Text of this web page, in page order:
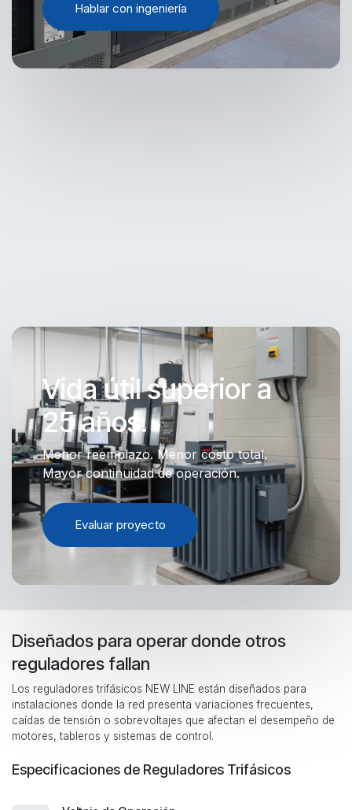
Hablar con ingeniería
Vida útil superior a
25 años.
Menor reemplazo. Menor costo total.
Mayor continuidad de operación.
Evaluar proyecto
Diseñados para operar donde otros
reguladores fallan
Los reguladores trifásicos NEW LINE están diseñados para
instalaciones donde la red presenta variaciones frecuentes,
caídas de tensión o sobrevoltajes que afectan el desempeño de
motores, tableros y sistemas de control.
Especificaciones de Reguladores Trifásicos